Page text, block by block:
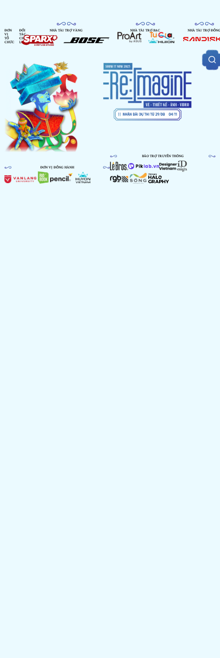
ĐƠN
VỊ
TỔ
CHỨC
ĐỐI
TÁC
CHIẾN
LƯỢC
NHÀ TÀI TRỢ VÀNG NHÀ TÀI TRỢ BẠC NHÀ TÀI TRỢ ĐỒNG
ĐƠN VỊ ĐỒNG HÀNH
BẢO TRỢ TRUYỀN THÔNG